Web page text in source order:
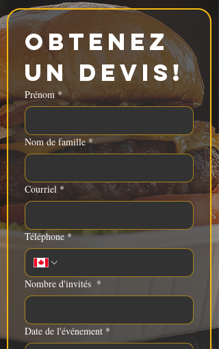
Obtenez
un devis!
Prénom *
Nom de famille *
Courriel *
Téléphone *
Nombre d'invités *
Date de l'événement *